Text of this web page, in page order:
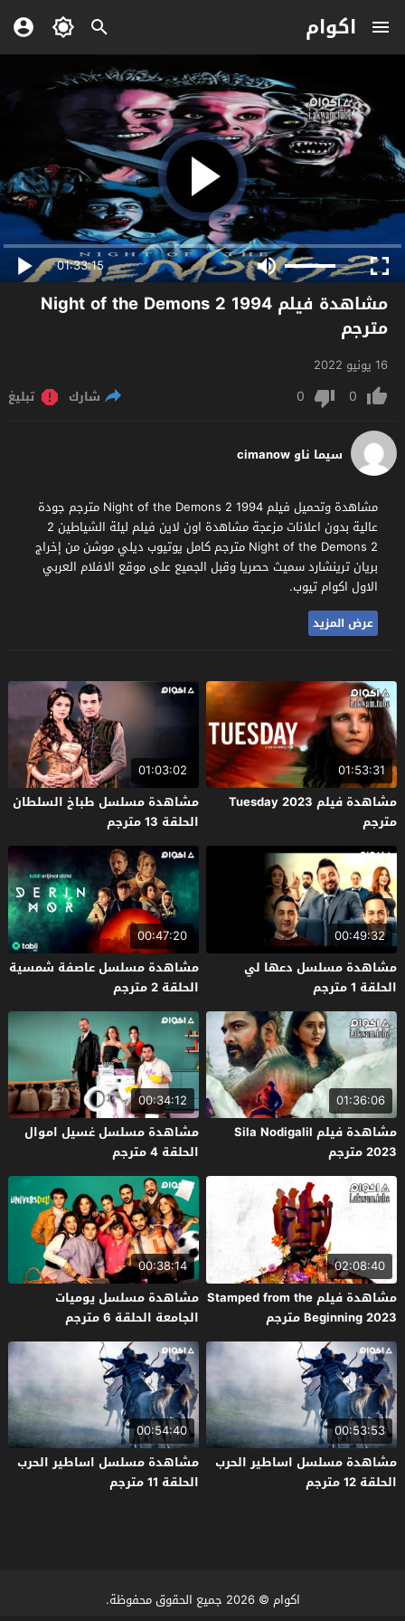
اكوام
01:33:15
مشاهدة فيلم Night of the Demons 2 1994
مترجم
16 يونيو 2022
0
0 شارك تبليغ
سيما ناو cimanow
مشاهدة وتحميل فيلم Night of the Demons 2 1994 مترجم جودة
عالية بدون اعلانات مزعجة مشاهدة اون لاين فيلم ليلة الشياطين 2
Night of the Demons 2 مترجم كامل يوتيوب ديلي موشن من إخراج
بريان ترينشارد سميث حصريا وقبل الجميع على موقع الافلام العربي
الاول اكوام تيوب.
عرض المزيد
01:53:31
مشاهدة فيلم Tuesday 2023
مترجم
01:03:02
مشاهدة مسلسل طباخ السلطان
الحلقة 13 مترجم
00:49:32
مشاهدة مسلسل دعها لي
الحلقة 1 مترجم
00:47:20
مشاهدة مسلسل عاصفة شمسية
الحلقة 2 مترجم
01:36:06
مشاهدة فيلم Sila Nodigalil
2023 مترجم
00:34:12
مشاهدة مسلسل غسيل اموال
الحلقة 4 مترجم
02:08:40
مشاهدة فيلم Stamped from the
Beginning 2023 مترجم
00:38:14
مشاهدة مسلسل يوميات
الجامعة الحلقة 6 مترجم
00:53:53
مشاهدة مسلسل اساطير الحرب
الحلقة 12 مترجم
00:54:40
مشاهدة مسلسل اساطير الحرب
الحلقة 11 مترجم
اكوام © 2026 جميع الحقوق محفوظة.